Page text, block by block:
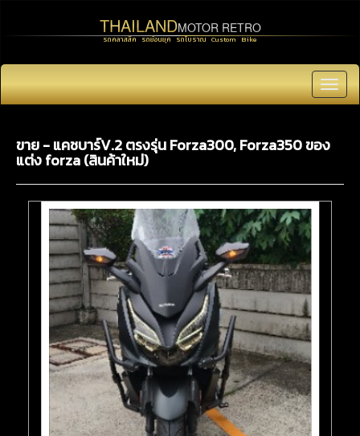
THAILANDMOTOR RETRO
รถคลาสสิค รถย้อนยุค รถโบราณ Custom Bike
ขาย - แคชบาร์V.2 ตรงรุ่น Forza300, Forza350 ของ
แต่ง forza (สินค้าใหม่)